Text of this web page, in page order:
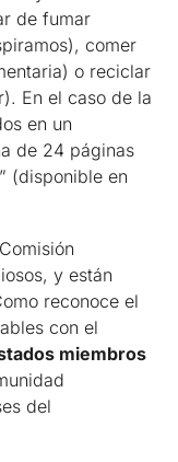
de fumar
comer
o reciclar
En el caso de la
en un
de 24 páginas
(disponible en
y están
reconoce el
con el
miembros
del